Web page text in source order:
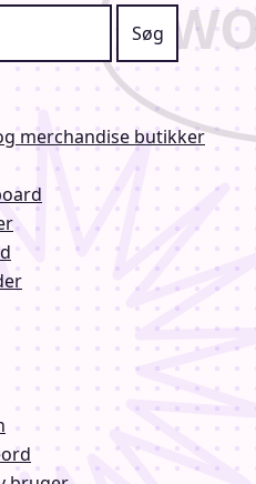
merchandise butikker